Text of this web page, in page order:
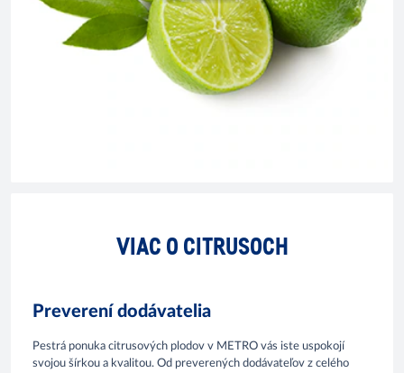
VIAC O CITRUSOCH
Preverení dodávatelia
Pestrá ponuka citrusových plodov v METRO vás iste uspokojí
svojou šírkou a kvalitou. Od preverených dodávateľov z celého